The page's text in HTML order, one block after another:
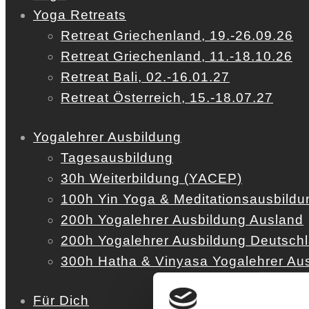
Yoga Retreats
Retreat Griechenland, 19.-26.09.26
Retreat Griechenland, 11.-18.10.26
Retreat Bali, 02.-16.01.27
Retreat Österreich, 15.-18.07.27
Yogalehrer Ausbildung
Tagesausbildung
30h Weiterbildung (YACEP)
100h Yin Yoga &
200h Yogalehrer Ausbildung Ausland
200h Yogalehrer Ausbildung
300h Hatha & Vinyasa Yogalehrer
Für Dich